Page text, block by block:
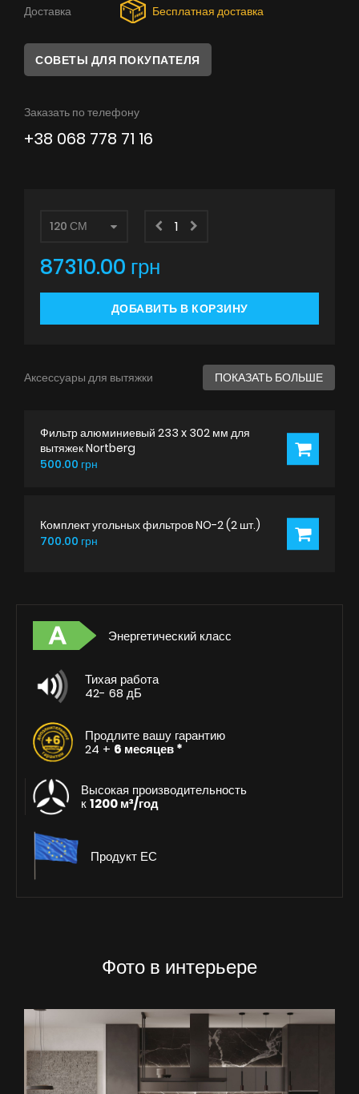
Советы
Сервис
Инструкции
Доставка
Бесплатная доставка
СОВЕТЫ ДЛЯ ПОКУПАТЕЛЯ
Заказать по телефону
+38 068 778 71 16
87310.00 грн
ДОБАВИТЬ В КОРЗИНУ
Аксессуары для вытяжки ПОКАЗАТЬ БОЛЬШЕ
Фильтр алюминиевый 233 x 302 мм для
вытяжек Nortberg
500.00 грн
Комплект угольных фильтров NO-2 (2 шт.)
700.00 грн
Энергетический класс
Тихая работа
42- 68 дБ
Продлите вашу гарантию
24 + 6 месяцев *
Высокая производительность
к1200 м³/год
Продукт ЕС
Фото в интерьере